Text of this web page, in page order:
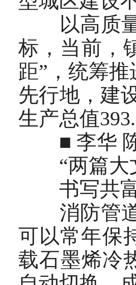
以高质量
标，当前，
距”，统筹
先行地，建
生产总值
■ 李华 陈
“两篇大
书写共富
消防管道
可以常年保
载石墨烯冷